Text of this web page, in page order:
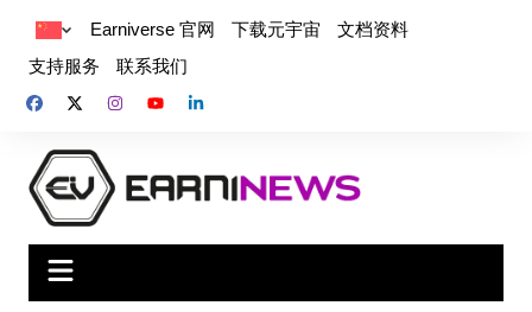
Earniverse 官网 下载元宇宙
文档资料
支持服务
联系我们